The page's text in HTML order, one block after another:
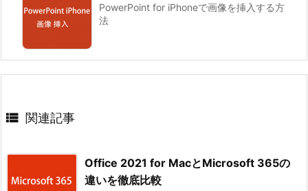
PowerPoint for iPhoneで画像を挿入する方
法
 関連記事
Office 2021 for MacとMicrosoft 365の
違いを徹底比較